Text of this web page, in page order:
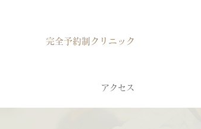
​完全予約制クリニック
アクセス